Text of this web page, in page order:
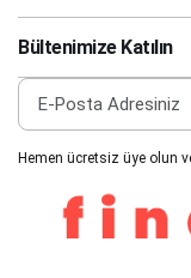
Bültenimize Katılın
Hemen ücretsiz üye olun